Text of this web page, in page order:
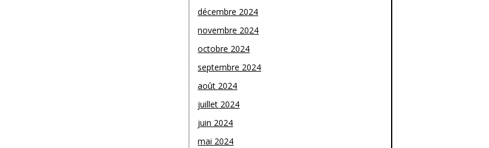
décembre 2024
novembre 2024
octobre 2024
septembre 2024
août 2024
juillet 2024
juin 2024
mai 2024